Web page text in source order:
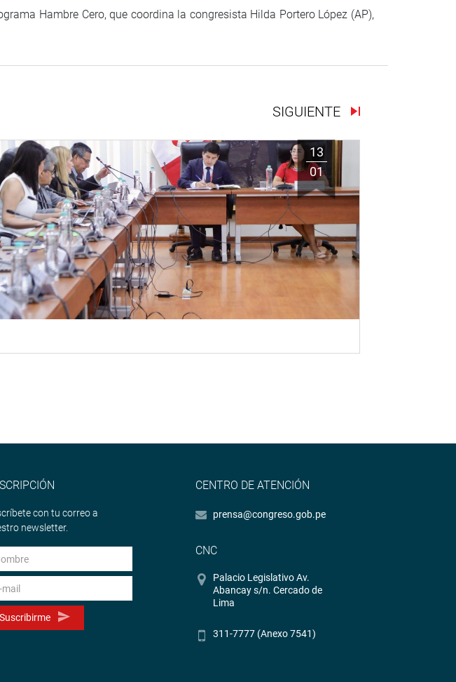
Hambre Cero, que coordina la congresista Hilda Portero López (AP),
SIGUIENTE
13
01
con tu correo a
newsletter.
Suscribirme
CENTRO DE ATENCIÓN
prensa@congreso.gob.pe
CNC
Palacio Legislativo Av.
Abancay s/n. Cercado de
Lima
311-7777 (Anexo 7541)